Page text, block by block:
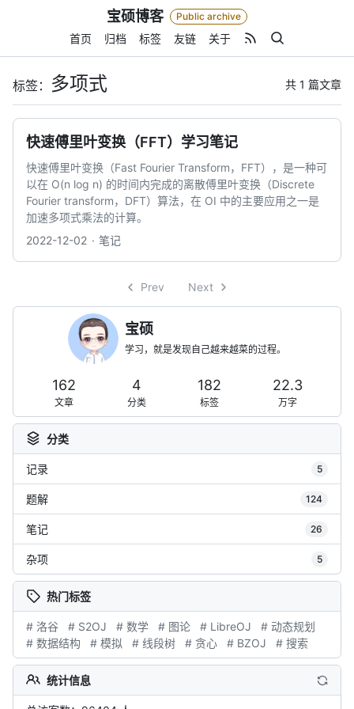
宝硕博客 Public archive
首页 归档 标签 友链 关于
标签： 多项式 共 1 篇文章
快速傅里叶变换（FFT）学习笔记
快速傅里叶变换（Fast Fourier Transform，FFT），是一种可
以在 O(n log n) 的时间内完成的离散傅里叶变换（Discrete
Fourier transform，DFT）算法，在 OI 中的主要应用之一是
加速多项式乘法的计算。
2022-12-02
笔记
Prev Next
宝硕
学习，就是发现自己越来越菜的过程。
162
文章
4
分类
182
标签
22.3
万字
分类
记录 5
题解 124
笔记 26
杂项 5
热门标签
# 洛谷 # S2OJ # 数学 # 图论 # LibreOJ
# 动态规划
# 数据结构
# 模拟 # 线段树 # 贪心 # BZOJ # 搜索
统计信息